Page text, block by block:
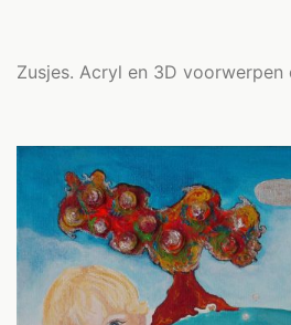
Zusjes. Acryl en 3D